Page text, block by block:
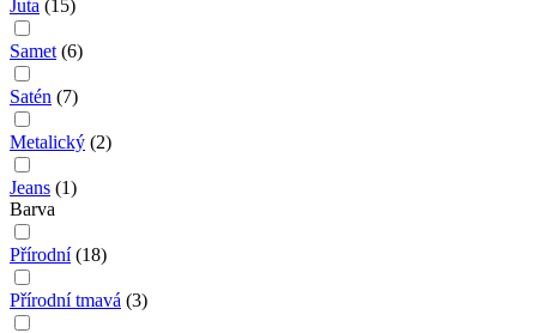
Juta (15)
Samet (6)
Satén (7)
Metalický (2)
Jeans (1)
Barva
Přírodní (18)
Přírodní tmavá (3)